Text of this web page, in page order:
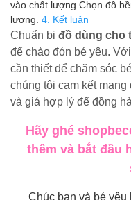
vào chất lượng Chọn đồ
lượng. 4. Kết luận
Chuẩn bị đồ dùng cho
để chào đón bé yêu.
cần thiết để chăm sóc
chúng tôi cam kết
và giá hợp lý để đồng
Hãy ghé
thêm và bắt đầu
Chúc bạn và bé yêu